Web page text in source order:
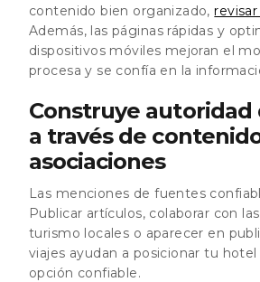
contenido bien organizado,
Además, las páginas rápidas y
dispositivos móviles mejoran el
procesa y se confía en la
Construye autoridad
a través de
asociaciones
Las menciones de fuentes
Publicar artículos, colaborar con
turismo locales o aparecer en
viajes ayudan a posicionar tu
opción confiable.